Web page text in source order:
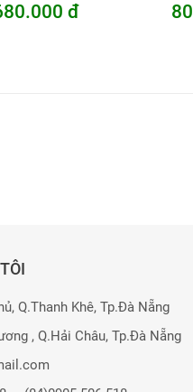
đ
Q.Thanh Khê, Tp.Đà Nẵng
, Q.Hải Châu, Tp.Đà Nẵng